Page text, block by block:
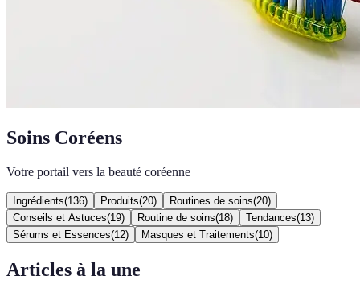
Soins Coréens
Votre portail vers la beauté coréenne
Ingrédients(136) Produits(20) Routines de soins(20)
Conseils et Astuces(19) Routine de soins(18) Tendances(13)
Sérums et Essences(12) Masques et Traitements(10)
Articles à la une